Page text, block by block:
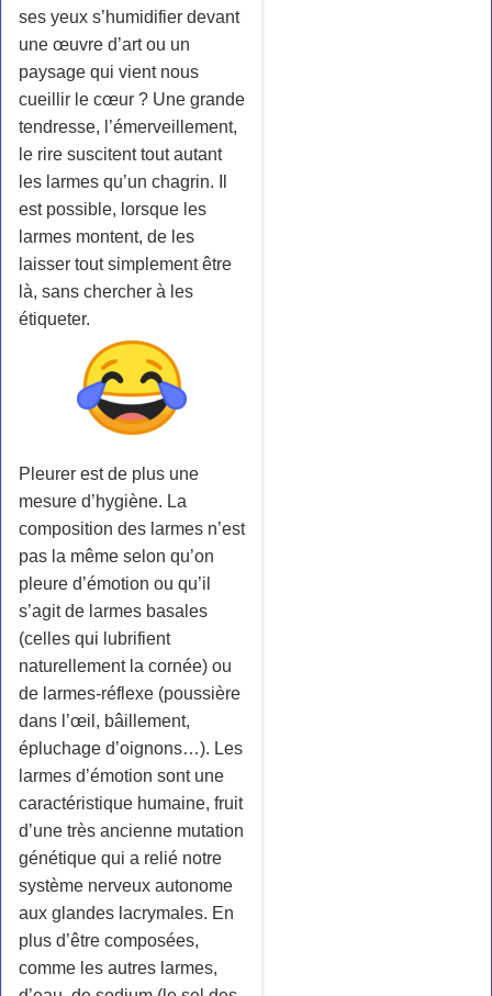
ses yeux s’humidifier devant
une œuvre d’art ou un
paysage qui vient nous
cueillir le cœur ? Une grande
tendresse, l’émerveillement,
le rire suscitent tout autant
les larmes qu’un chagrin. Il
est possible, lorsque les
larmes montent, de les
laisser tout simplement être
là, sans chercher à les
étiqueter.
Pleurer est de plus une
mesure d’hygiène. La
composition des larmes n’est
pas la même selon qu’on
pleure d’émotion ou qu’il
s’agit de larmes basales
(celles qui lubrifient
naturellement la cornée) ou
de larmes-réflexe (poussière
dans l’œil, bâillement,
épluchage d’oignons…). Les
larmes d’émotion sont une
caractéristique humaine, fruit
d’une très ancienne mutation
génétique qui a relié notre
système nerveux autonome
aux glandes lacrymales. En
plus d’être composées,
comme les autres larmes,